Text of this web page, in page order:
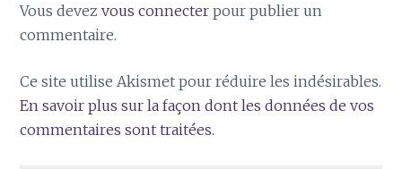
Vous devezvous connecter pour publier un
commentaire.
Ce site utilise Akismet pour réduire les indésirables.
En savoir plus sur la façon dont les données de vos
commentaires sont traitées.